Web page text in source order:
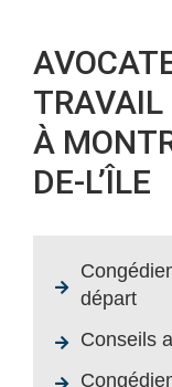
TRAVAIL
À
DE-L’ÎLE
départ
Conseils